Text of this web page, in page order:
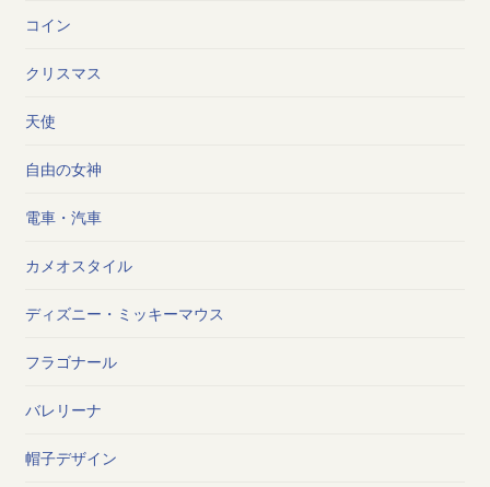
コイン
クリスマス
天使
自由の女神
電車・汽車
カメオスタイル
ディズニー・ミッキーマウス
フラゴナール
バレリーナ
帽子デザイン